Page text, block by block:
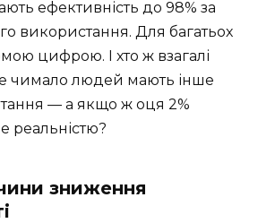
ефективність до 98% за
використання. Для багатьох
цифрою. І хто ж взагалі
чимало людей мають інше
— а якщо ж оця 2%
реальністю?
зниження